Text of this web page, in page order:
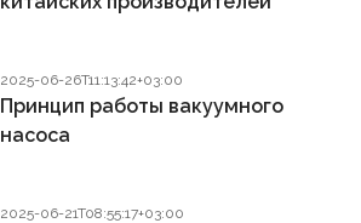
2025-06-26T11:13:42+03:00
Принцип работы вакуумного
насоса
2025-06-21T08:55:17+03:00